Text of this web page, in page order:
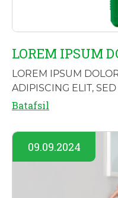
LOREM IPSUM
LOREM IPSUM
ADIPISCING ELIT,
INCIDIDUNT UT
Batafsil
09.09.2024